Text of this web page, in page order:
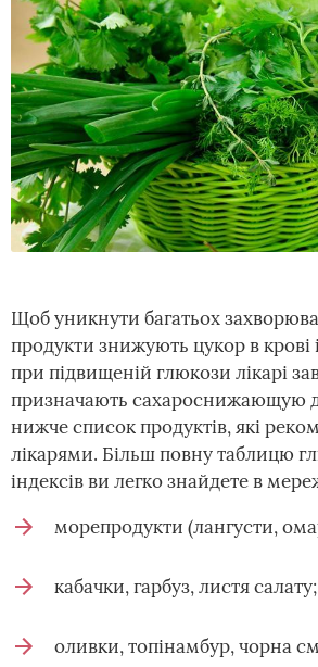
Щоб уникнути багатьох
продукти знижують цукор в крові
при підвищеній глюкози лікарі
призначають сахароснижающую
нижче список продуктів, які
лікарями. Більш повну таблицю
індексів ви легко знайдете в
морепродукти (лангусти,
кабачки, гарбуз, листя салату;
оливки, топінамбур, чорна